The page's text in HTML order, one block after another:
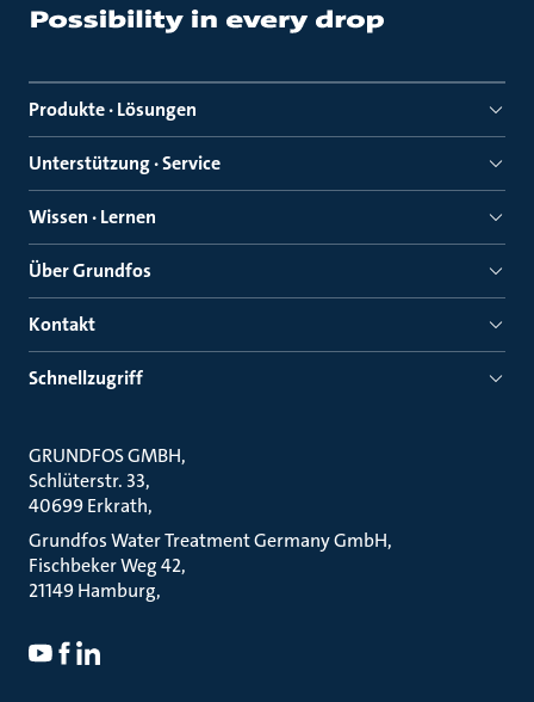
Produkte · Lösungen
Unterstützung · Service
Wissen · Lernen
Über Grundfos
Kontakt
Schnellzugriff
GRUNDFOS GMBH
Schlüterstr. 33
40699 Erkrath
Grundfos Water Treatment Germany GmbH
Fischbeker Weg 42
21149 Hamburg